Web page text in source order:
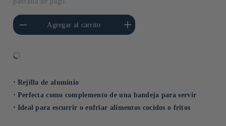
para Default
Title
Agregar al carrito
Aumentar cantidad para Default
Title
⋅ Rejilla de aluminio
⋅ Perfecta como complemento de una bandeja para servir
⋅ Ideal para escurrir o enfriar alimentos cocidos o fritos